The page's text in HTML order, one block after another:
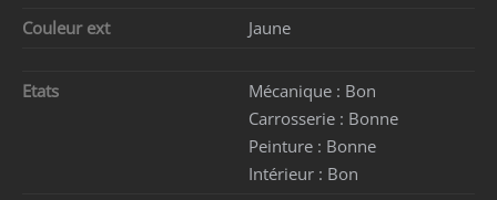
Couleur ext
Jaune
Etats Mécanique : Bon
Carrosserie : Bonne
Peinture : Bonne
Intérieur : Bon